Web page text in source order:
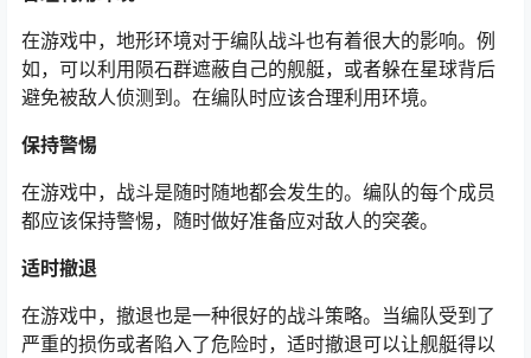
在游戏中，地形环境对于编队战斗也有着很大的影响。例
如，可以利用陨石群遮蔽自己的舰艇，或者躲在星球背后
避免被敌人侦测到。在编队时应该合理利用环境。
保持警惕
在游戏中，战斗是随时随地都会发生的。编队的每个成员
都应该保持警惕，随时做好准备应对敌人的突袭。
适时撤退
在游戏中，撤退也是一种很好的战斗策略。当编队受到了
严重的损伤或者陷入了危险时，适时撤退可以让舰艇得以